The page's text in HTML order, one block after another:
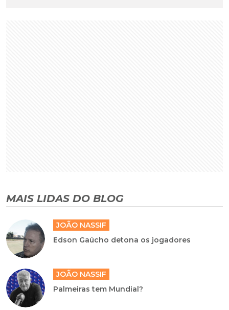
MAIS LIDAS DO BLOG
JOÃO NASSIF
Edson Gaúcho detona os jogadores
JOÃO NASSIF
Palmeiras tem Mundial?